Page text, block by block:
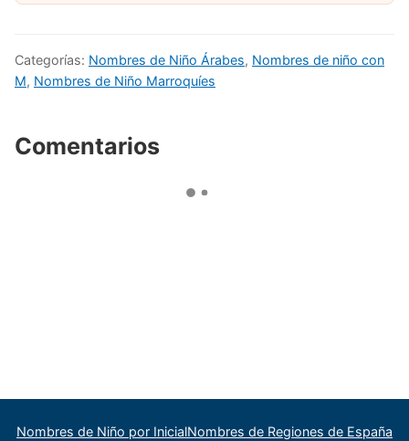
Categorías: Nombres de Niño Árabes, Nombres de niño con
M, Nombres de Niño Marroquíes
Comentarios
Nombres de Niño por InicialNombres de Regiones de España